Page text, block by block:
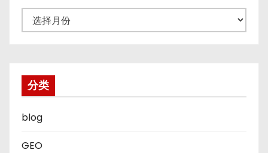
档
分类
blog
GEO